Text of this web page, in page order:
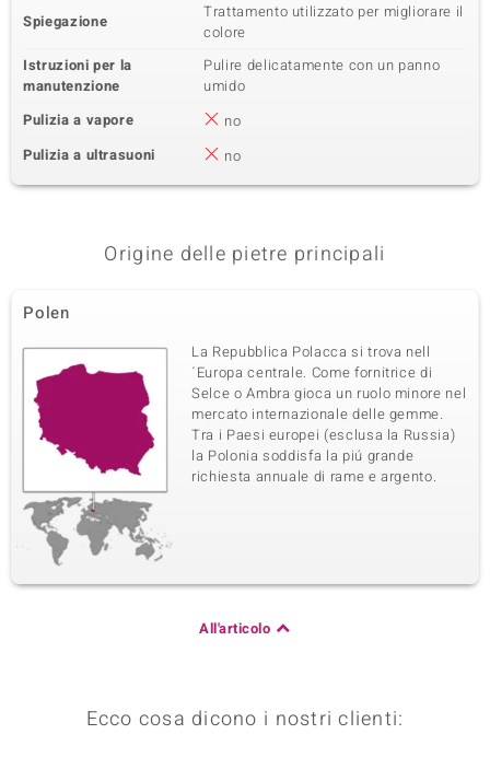
Spiegazione
Trattamento utilizzato per migliorare il
colore
Istruzioni per la
manutenzione
Pulire delicatamente con un panno
umido
Pulizia a vapore
no
Pulizia a ultrasuoni
no
Origine delle pietre principali
Polen
La Repubblica Polacca si trova nell
´Europa centrale. Come fornitrice di
Selce o Ambra gioca un ruolo minore nel
mercato internazionale delle gemme.
Tra i Paesi europei (esclusa la Russia)
la Polonia soddisfa la piú grande
richiesta annuale di rame e argento.
All'articolo
Ecco cosa dicono i nostri clienti: